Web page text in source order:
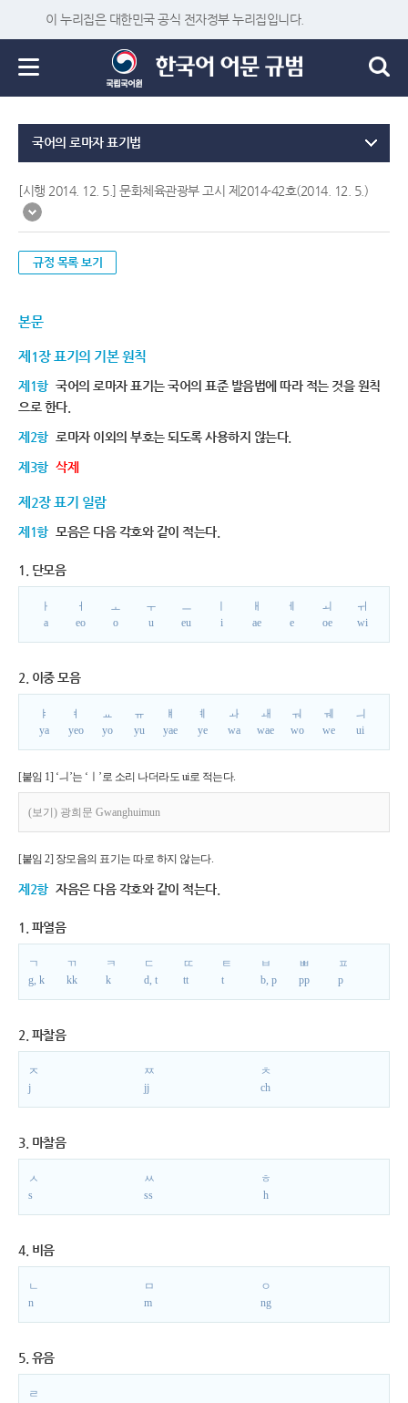
이 누리집은 대한민국 공식 전자정부 누리집입니다.
국어의 로마자 표기법
[시행 2014. 12. 5.] 문화체육관광부 고시 제2014-42호(2014. 12. 5.)
규정 목록 보기
본문
제1장 표기의 기본 원칙
제1항 국어의 로마자 표기는 국어의 표준 발음법에 따라 적는 것을 원칙
으로 한다.
제2항 로마자 이외의 부호는 되도록 사용하지 않는다.
제3항 삭제
제2장 표기 일람
제1항 모음은 다음 각호와 같이 적는다.
1. 단모음
ㅏ
a
ㅓ
eo
ㅗ
o
ㅜ
u
ㅡ
eu
i
ㅐ
ae
ㅔ
e
ㅚ
oe
ㅟ
wi
2. 이중 모음
ㅑ
ya
ㅕ
yeo
ㅛ
yo
ㅠ
yu
ㅒ
yae
ㅖ
ye
ㅘ
wa
ㅙ
wae
ㅝ
wo
ㅞ
we
ㅢ
ui
[붙임 1] ‘ㅢ’는 ‘ㅣ’로 소리 나더라도 ui로 적는다.
(보기) 광희문 Gwanghuimun
[붙임 2] 장모음의 표기는 따로 하지 않는다.
제2항 자음은 다음 각호와 같이 적는다.
1. 파열음
ㄱ
g, k
ㄲ
kk
ㅋ
k
ㄷ
d, t
ㄸ
tt
ㅌ
t
ㅂ
b, p
ㅃ
pp
ㅍ
p
2. 파찰음
ㅈ
j
ㅉ
jj
ㅊ
ch
3. 마찰음
ㅅ
s
ㅆ
ss
ㅎ
h
4. 비음
ㄴ
n
ㅁ
m
ㅇ
ng
5. 유음
ㄹ